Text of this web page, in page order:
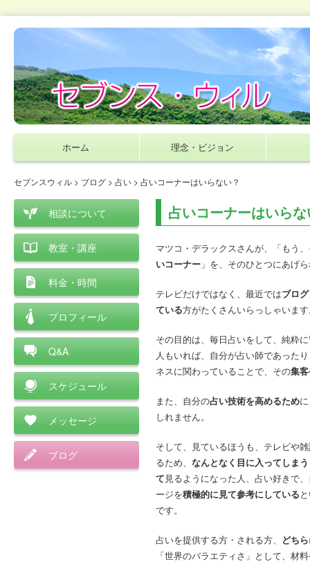
ホーム 理念・ビジョン
セブンスウィル > ブログ > 占い > 占いコーナーはいらない？
占いコーナーはいら
マツコ・デラックスさんが、「もう
いコーナー 」を、そのひとつにあげ
テレビだけではなく、最近ではブロ
ている方がたくさんいらっしゃいま
その目的は、毎日占いをして、純粋
人もいれば、自分が占い師であった
ネスに関わっていることで、その集
また、自分の占い技術を高めるため
しれません。
そして、見ているほうも、テレビや
るため、 なんとなく目に入ってしまう
て見るようになった人、占い好きで
ージを積極的に見て参考にしている
です。
占いを提供する方・される方、
どち
「世界のバラエティさ」として、材
相談について
教室・講座
料金・時間
プロフィール
Q&A
スケジュール
メッセージ
ブログ